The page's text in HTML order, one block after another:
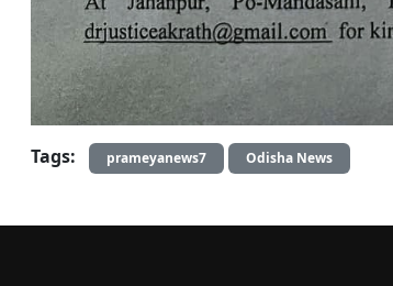
Tags: prameyanews7 Odisha News